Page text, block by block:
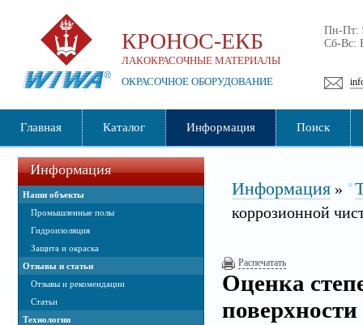
КРОНОС-ЕКБ
ЛАКОКРАСОЧНЫЕ МАТЕРИАЛЫ
ОКРАСОЧНОЕ ОБОРУДОВАНИЕ
Пн-Пт:
Сб-Вс:
Главная Каталог Информация Поиск
Информация
Наши объекты
Промышленные полы
Гидроизоляция
Защита и окраска
Отзывы и статьи
Отзывы и рекомендации
Статьи
Технологии
Информация »
коррозионной
Распечатать
Оценка